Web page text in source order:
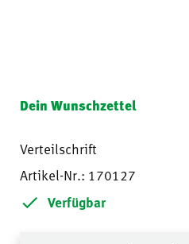
Dein Wunschzettel
Verteilschrift
Artikel-Nr.: 170127
Verfügbar